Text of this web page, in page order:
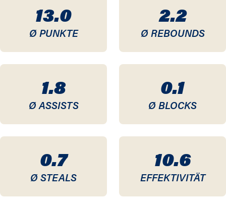
13.0
Ø PUNKTE
2.2
Ø REBOUNDS
1.8
Ø ASSISTS
0.1
Ø BLOCKS
0.7
Ø STEALS
10.6
EFFEKTIVITÄT